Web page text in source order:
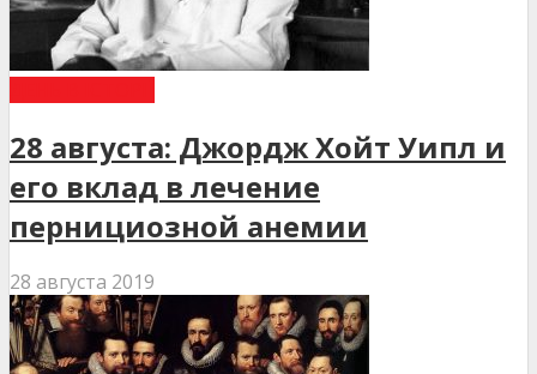
28 августа: Джордж Хойт Уипл и
его вклад в лечение
пернициозной анемии
28 августа 2019